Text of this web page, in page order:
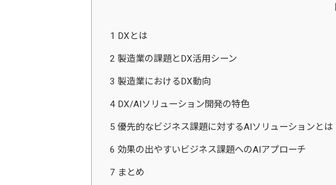
1 DXとは
2 製造業の課題とDX活用シーン
3 製造業におけるDX動向
4 DX/AIソリューション開発の特色
5 優先的なビジネス課題に対するAIソリューションとは
6 効果の出やすいビジネス課題へのAIアプローチ
7 まとめ